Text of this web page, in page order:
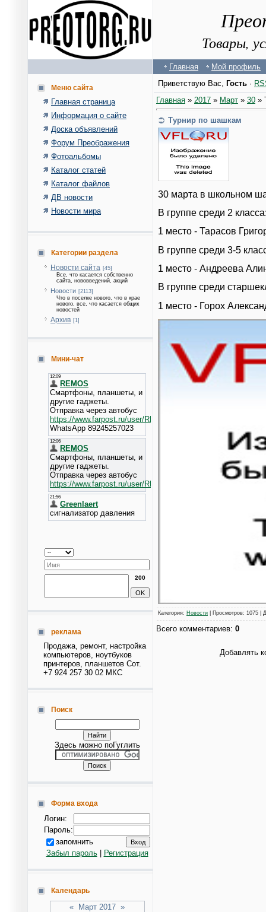
Товары,
Главная Мой профиль
Меню сайта
Главная страница
Информация о сайте
Доска объявлений
Форум Преображения
Фотоальбомы
Каталог статей
Каталог файлов
ДВ новости
Новости мира
Категории раздела
Новости сайта [45]
Все, что касается собственно
сайта, нововведений, акций
Новости [2113]
Что в поселке нового, что в крае
нового, все, что касается общих
новостей
Архив [1]
Мини-чат
200
реклама
Продажа, ремонт, настройка
компьютеров, ноутбуков
принтеров, планшетов Сот.
+7 924 257 30 02 МКС
Поиск
Здесь можно поГуглить
Форма входа
Логин:
Пароль:
запомнить
Забыл пароль| Регистрация
Календарь
« Март 2017 »
Приветствую Вас, Гость ·
Главная » 2017 » Март » 30 »
Турнир по шашкам
30 марта в школьном
В группе среди 2
1 место - Тарасов
В группе среди 3-5
1 место - Андреева
В группе среди
1 место - Горох
Категория: Новости Просмотров: 1075 |
Всего комментариев: 0
Добавлять